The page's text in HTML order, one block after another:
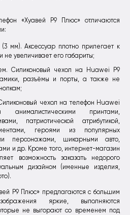
«Хуавей P9 Плюс» отличаются
мм). Аксессуар плотно прилегает к
не увеличивает его габариты;
Силиконовый чехол на Huawei P9
разъёмы и порты, а также не
чехол на телефон Huawei
принтами,
патриотической атрибутикой,
героями из популярных
персонажами, шикарными авто,
и др. Кроме того, интернет-магазин
возможность заказать недорого
дизайном (именные изделия,
P9 Плюс» предлагаются с большим
яркие, выполняются
не выгорают со временем под